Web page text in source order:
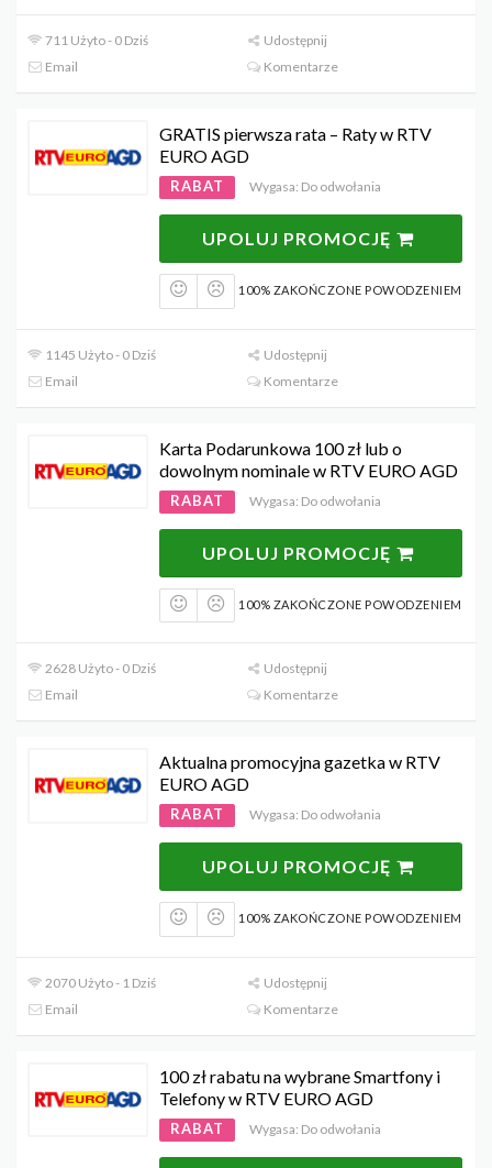
711 Użyto - 0 Dziś
Udostępnij
Email
Komentarze
GRATIS pierwsza rata – Raty w RTV
EURO AGD
RABAT Wygasa: Do odwołania
UPOLUJ PROMOCJĘ
100% ZAKOŃCZONE POWODZENIEM
1145 Użyto - 0 Dziś
Udostępnij
Email
Komentarze
Karta Podarunkowa 100 zł lub o
dowolnym nominale w RTV EURO AGD
RABAT Wygasa: Do odwołania
UPOLUJ PROMOCJĘ
100% ZAKOŃCZONE POWODZENIEM
2628 Użyto - 0 Dziś
Udostępnij
Email
Komentarze
Aktualna promocyjna gazetka w RTV
EURO AGD
RABAT Wygasa: Do odwołania
UPOLUJ PROMOCJĘ
100% ZAKOŃCZONE POWODZENIEM
2070 Użyto - 1 Dziś
Udostępnij
Email
Komentarze
100 zł rabatu na wybrane Smartfony i
Telefony w RTV EURO AGD
RABAT Wygasa: Do odwołania